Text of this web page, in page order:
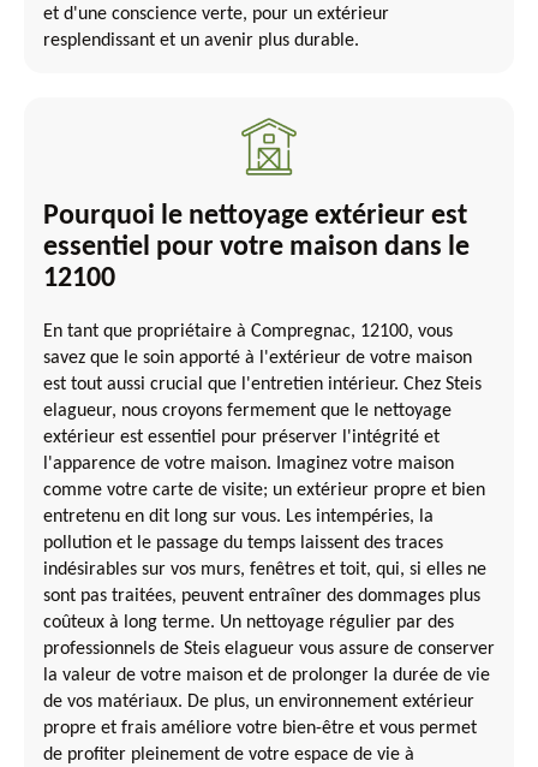
et d'une conscience verte, pour un extérieur
resplendissant et un avenir plus durable.
Pourquoi le nettoyage extérieur est
essentiel pour votre maison dans le
12100
En tant que propriétaire à Compregnac, 12100, vous
savez que le soin apporté à l'extérieur de votre maison
est tout aussi crucial que l'entretien intérieur. Chez Steis
elagueur, nous croyons fermement que le nettoyage
extérieur est essentiel pour préserver l'intégrité et
l'apparence de votre maison. Imaginez votre maison
comme votre carte de visite; un extérieur propre et bien
entretenu en dit long sur vous. Les intempéries, la
pollution et le passage du temps laissent des traces
indésirables sur vos murs, fenêtres et toit, qui, si elles ne
sont pas traitées, peuvent entraîner des dommages plus
coûteux à long terme. Un nettoyage régulier par des
professionnels de Steis elagueur vous assure de conserver
la valeur de votre maison et de prolonger la durée de vie
de vos matériaux. De plus, un environnement extérieur
propre et frais améliore votre bien-être et vous permet
de profiter pleinement de votre espace de vie à